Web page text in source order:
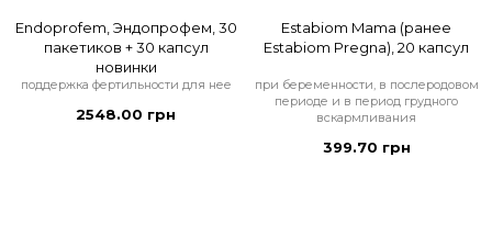
Endoprofem, Эндопрофем, 30
пакетиков + 30 капсул
новинки
поддержка фертильности для нее
2548.00 грн
Estabiom Mama (ранее
Estabiom Pregna), 20 капсул
при беременности, в послеродовом
периоде и в период грудного
вскармливания
399.70 грн